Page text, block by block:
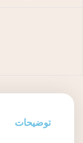
توضیحات